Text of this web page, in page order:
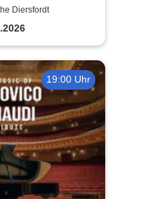
Diersfordt
19:00 Uhr